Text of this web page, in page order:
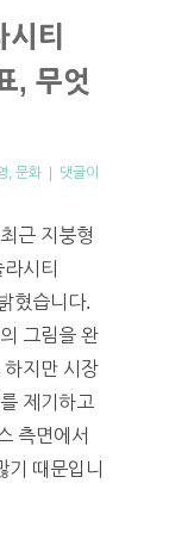
티
, 무엇
문화 | 댓글이
근 지붕형
시티
혔습니다.
그림을 완
하지만 시장
제기하고
측면에서
기 때문입니